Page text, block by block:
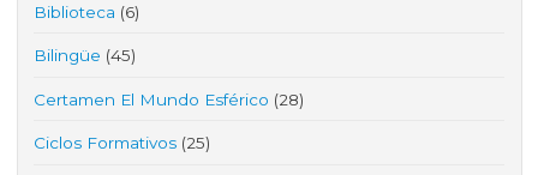
Biblioteca (6)
Bilingüe (45)
Certamen El Mundo Esférico (28)
Ciclos Formativos (25)